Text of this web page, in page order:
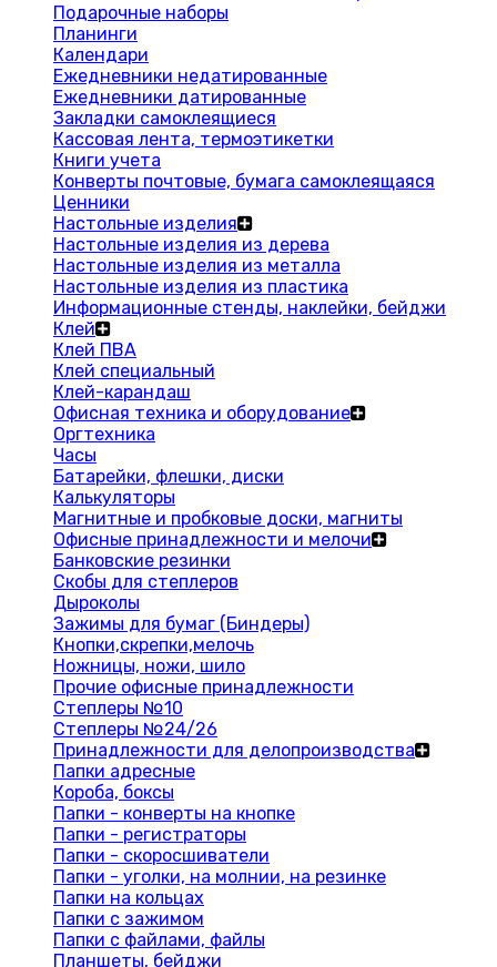
Подарочные наборы
Планинги
Календари
Ежедневники недатированные
Ежедневники датированные
Закладки самоклеящиеся
Кассовая лента, термоэтикетки
Книги учета
Конверты почтовые, бумага самоклеящаяся
Ценники
Настольные изделия
Настольные изделия из дерева
Настольные изделия из металла
Настольные изделия из пластика
Информационные стенды, наклейки, бейджи
Клей
Клей ПВА
Клей специальный
Клей-карандаш
Офисная техника и оборудование
Оргтехника
Часы
Батарейки, флешки, диски
Калькуляторы
Магнитные и пробковые доски, магниты
Офисные принадлежности и мелочи
Банковские резинки
Скобы для степлеров
Дыроколы
Зажимы для бумаг (Биндеры)
Кнопки,скрепки,мелочь
Ножницы, ножи, шило
Прочие офисные принадлежности
Степлеры №10
Степлеры №24/26
Принадлежности для делопроизводства
Папки адресные
Короба, боксы
Папки - конверты на кнопке
Папки - регистраторы
Папки - скоросшиватели
Папки - уголки, на молнии, на резинке
Папки на кольцах
Папки с зажимом
Папки с файлами, файлы
Планшеты, бейджи